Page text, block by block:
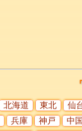
北海道 東北 仙
兵庫
神戸 中